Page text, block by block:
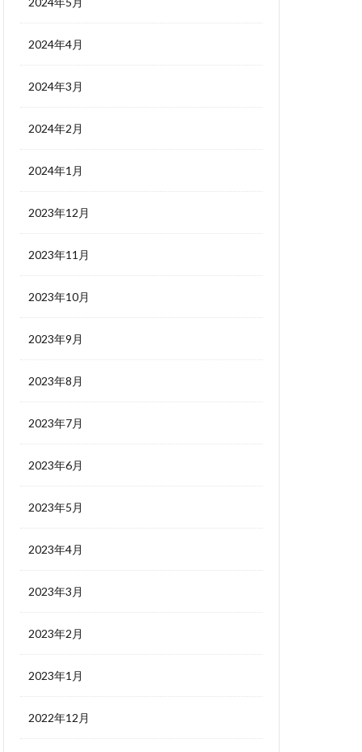
2024年4月
2024年3月
2024年2月
2024年1月
2023年12月
2023年11月
2023年10月
2023年9月
2023年8月
2023年7月
2023年6月
2023年5月
2023年4月
2023年3月
2023年2月
2023年1月
2022年12月